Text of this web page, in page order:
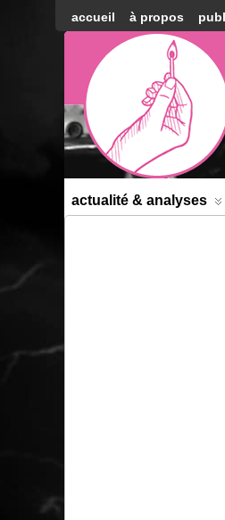
accueil à propos
Montréal
actualité & analyses